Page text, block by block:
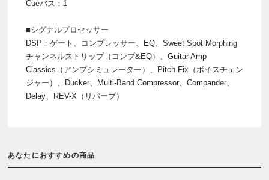
Cueバス：1
■シグナルプロセッサー
DSP：ゲート、コンプレッサー、EQ、Sweet Spot Morphing
チャンネルストリップ（コンプ&EQ）、Guitar Amp
Classics（アンプシミュレーター）、Pitch Fix（ボイスチェン
ジャー）、Ducker、Multi-Band Compressor、Compander、
Delay、REV-X（リバーブ）
あなたにおすすめの商品